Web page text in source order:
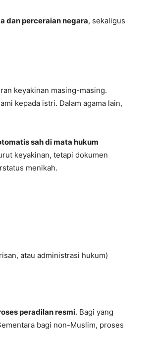
dan perceraian negara, sekaligus
keyakinan masing-masing.
kepada istri. Dalam agama lain,
sah di mata hukum
keyakinan, tetapi dokumen
menikah.
atau administrasi hukum)
peradilan resmi. Bagi yang
bagi non-Muslim, proses